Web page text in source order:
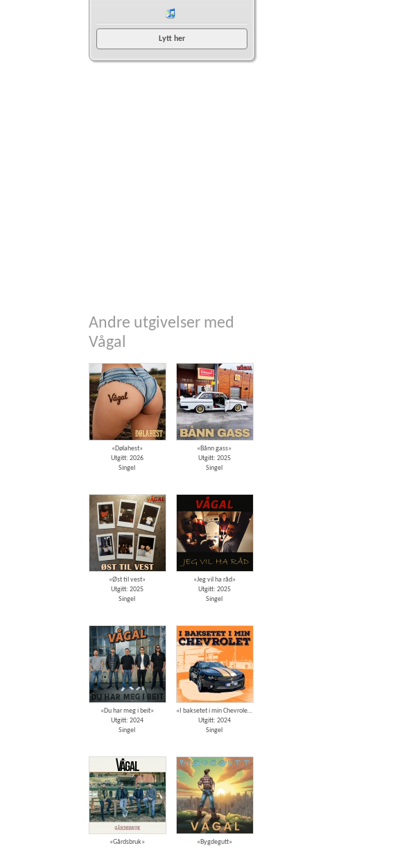
Lytt her
Andre utgivelser med
Vågal
«Dølahest»
Utgitt: 2026
Singel
«Bånn gass»
Utgitt: 2025
Singel
«Øst til vest»
Utgitt: 2025
Singel
«Jeg vil ha råd»
Utgitt: 2025
Singel
«Du har meg i beit»
Utgitt: 2024
Singel
«I baksetet i min Chevrolet»
Utgitt: 2024
Singel
«Gårdsbruk» «Bygdegutt»